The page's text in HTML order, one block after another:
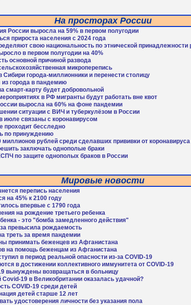
На просторах России
России выросла на 59% в первом полугодии
прироста населения с 2024 года
свою национальность по этнической принадлежности
в первом полугодии на 40%
основной причиной развода
микроперепись
города-миллионники и перенести столицу
города в пандемию
смарт-карту будет добровольной
в РФ мигранты будут работать вне квот
выросла на 60% на фоне пандемии
ситуации с ВИЧ и туберкулёзом в России
июле связаны с коронавирусом
проходит бесследно
по принуждению
миллионов рублей среди сделавших прививки от коронавируса
заключать однополые браки
по защите однополых браков в России
Мировые новости
перепись населения
на 45% к 2100 году
впервые с 1790 года
на рождение третьего ребенка
- это "бомба замедленного действия"
превысила рождаемость
треть за время пандемии
принимать беженцев из Афганистана
на помощь беженцам из Афганистана
в период реальной опасности из-за COVID-19
в достижении коллективного иммунитета от COVID-19
вынуждены возвращаться в больницу
Covid-19 в Великобритании оказалась удачной?
COVID-19 среди детей
детей старше 12 лет
удостоверения личности без указания пола